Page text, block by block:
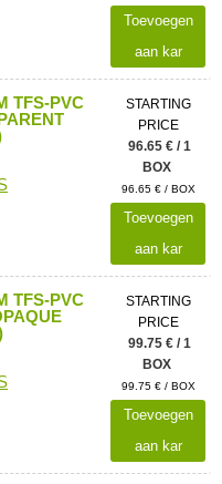
Toevoegen
aan kar
TFS-PVC
STARTING
PRICE
96.65 € / 1
BOX
96.65 € / BOX
Toevoegen
aan kar
TFS-PVC
STARTING
PRICE
99.75 € / 1
BOX
99.75 € / BOX
Toevoegen
aan kar